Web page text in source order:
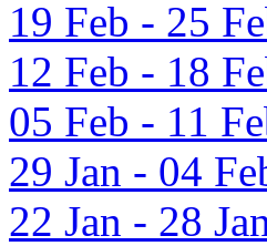
19 Feb - 25
12 Feb - 18
05 Feb - 11
29 Jan - 04
22 Jan - 28